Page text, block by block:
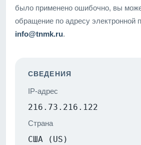
было применено ошибочно, вы
обращение по адресу электронной
info@tnmk.ru.
СВЕДЕНИЯ
IP-адрес
216.73.216.122
Страна
США (US)